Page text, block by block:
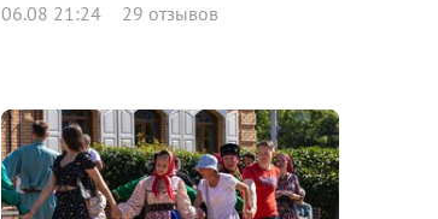
06.08 21:24 29 отзывов